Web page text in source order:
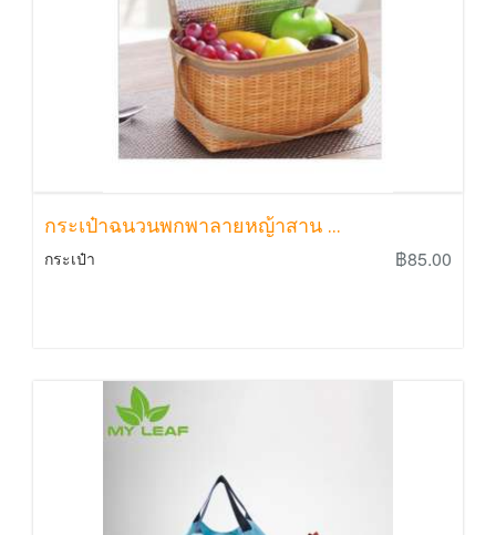
กระเป๋าฉนวนพกพาลายหญ้าสาน ...
กระเป๋า ฿85.00